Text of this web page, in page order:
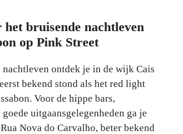
het bruisende nachtleven
op Pink Street
nachtleven ontdek je in de wijk Cais
bekend stond als het red light
Voor de hippe bars,
goede uitgaansgelegenheden ga je
Nova do Carvalho, beter bekend